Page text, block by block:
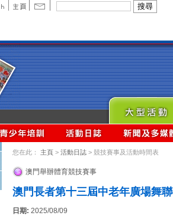
您在此： 主頁 > 活動日誌 > 競技賽事及活動時間表
澳門舉辦體育競技賽事
澳門長者第十三屆中老年廣場舞
日期: 2025/08/09